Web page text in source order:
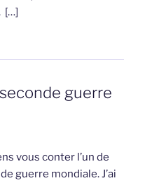
[…]
guerre
vous conter l’un de
guerre mondiale. J’ai